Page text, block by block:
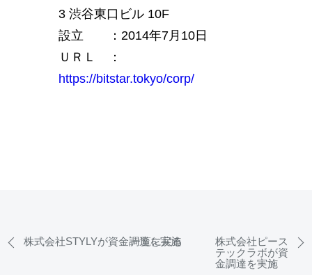
3 渋谷東口ビル 10F
設立 ：2014年7月10日
ＵＲＬ ：
https://bitstar.tokyo/corp/
株式会社STYLYが資金調達を実施
一覧に戻る
株式会社ピース
テックラボが資
金調達を実施